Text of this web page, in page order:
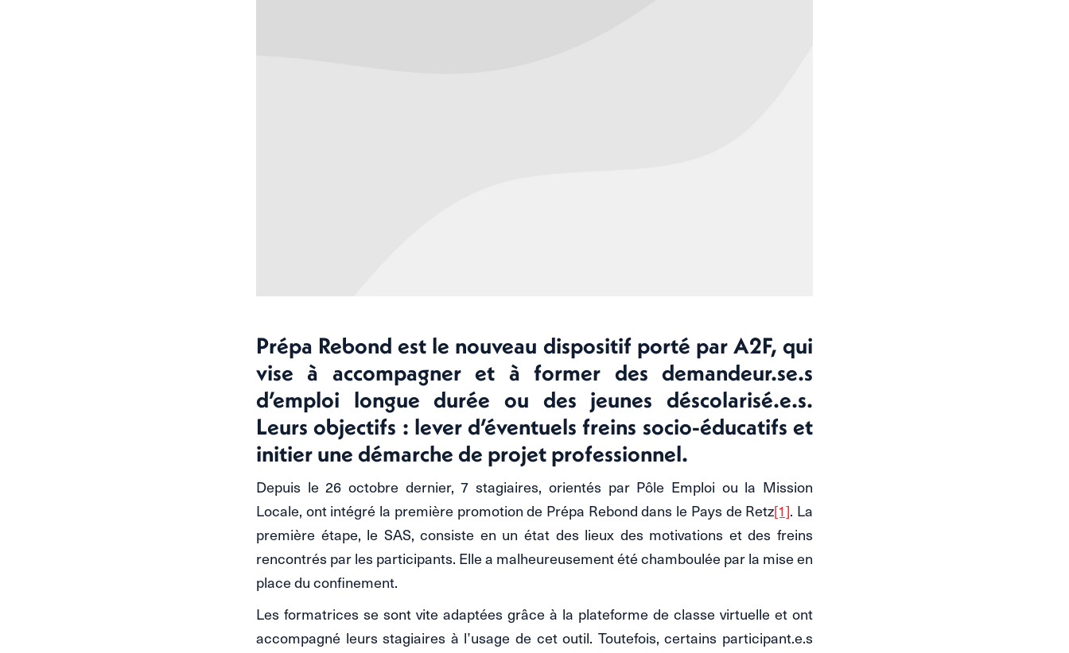
Prépa Rebond est le nouveau dispositif porté par A2F, qui
vise à accompagner et à former des demandeur.se.s
d’emploi longue durée ou des jeunes déscolarisé.e.s.
Leurs objectifs : lever d’éventuels freins socio-éducatifs et
initier une démarche de projet professionnel.
Depuis le 26 octobre dernier, 7 stagiaires, orientés par Pôle Emploi ou la Mission
Locale, ont intégré la première promotion de Prépa Rebond dans le Pays de Retz[1]. La
première étape, le SAS, consiste en un état des lieux des motivations et des freins
rencontrés par les participants. Elle a malheureusement été chamboulée par la mise en
place du confinement.
Les formatrices se sont vite adaptées grâce à la plateforme de classe virtuelle et ont
accompagné leurs stagiaires à l’usage de cet outil. Toutefois, certains participant.e.s